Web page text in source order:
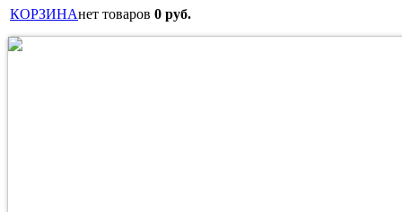
КОРЗИНАнет товаров 0 руб.